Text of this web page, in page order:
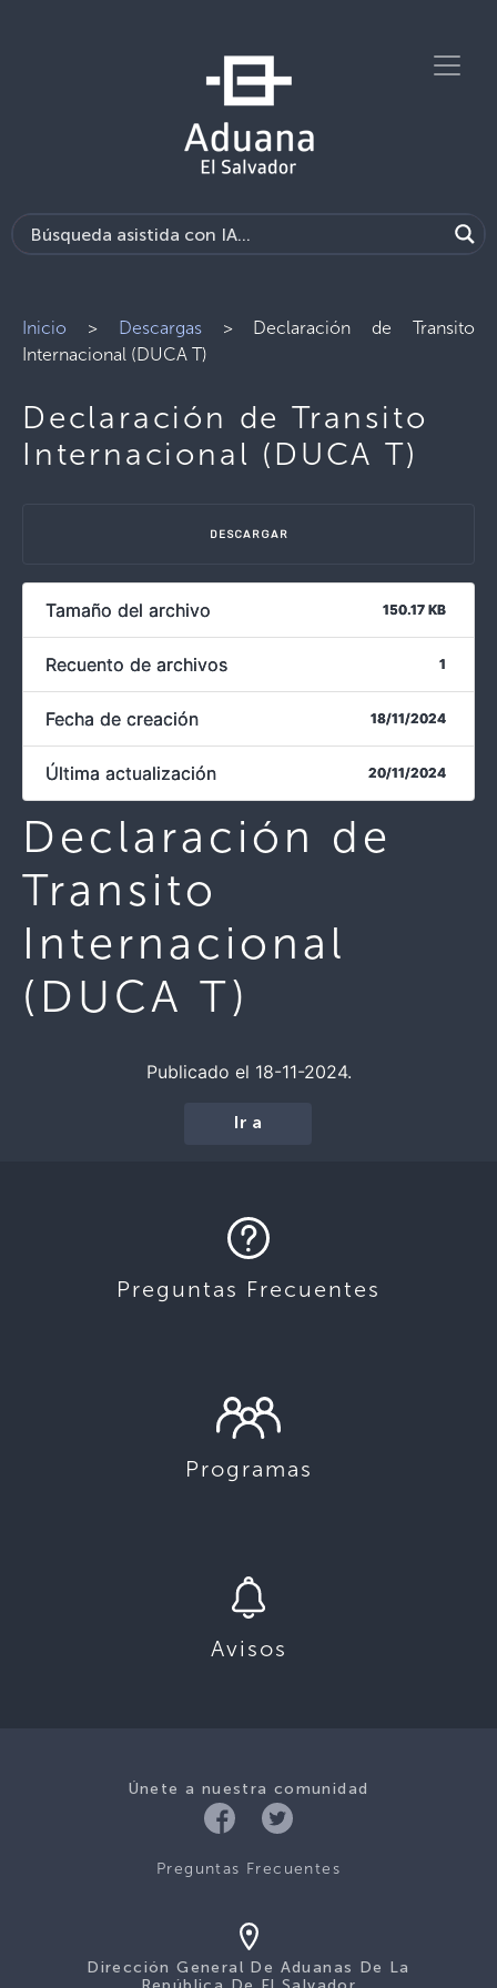
Inicio > Descargas> Declaración de Transito
Internacional (DUCA T)
Declaración de Transito
Internacional (DUCA T)
DESCARGAR
Tamaño del archivo 150.17 KB
Recuento de archivos 1
Fecha de creación 18/11/2024
Última actualización 20/11/2024
Declaración de
Transito
Internacional
(DUCA T)
Publicado el 18-11-2024.
Ir a
Preguntas Frecuentes
Programas
Avisos
Únete a nuestra comunidad
Preguntas Frecuentes
Dirección General De Aduanas De La